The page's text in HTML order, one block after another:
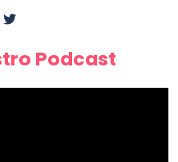
Podcast